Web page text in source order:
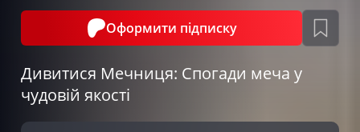
Оформити підписку
Дивитися Мечниця: Спогади меча у
чудовій якості